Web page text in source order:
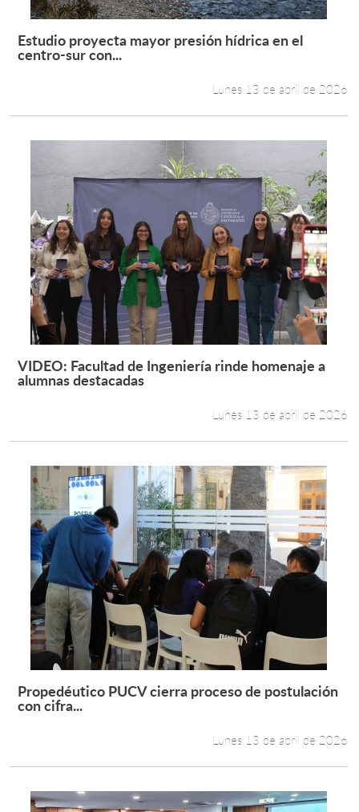
Leer más +
Estudio proyecta mayor presión hídrica en el
centro-sur con...
Lunes 13 de abril de 2026
Leer más +
VIDEO: Facultad de Ingeniería rinde homenaje a
alumnas destacadas
Lunes 13 de abril de 2026
Leer más +
Propedéutico PUCV cierra proceso de postulación
con cifra...
Lunes 13 de abril de 2026